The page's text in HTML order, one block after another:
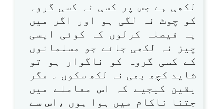
لکھی ہے جس پر کسی نہ کسی گروہ
کو چوٹ نہ لگی ہو اور اگر میں
یہ فیصلہ کرلوں کہ کوئی ایسی
چیز نہ لکھی جائے جو مسلمانوں
کے کسی گروہ کو ناگوار ہو تو
شاید کچھ بھی نہ لکھ سکوں ۔ مگر
یقین کیجیے کہ اس معاملے میں
جتنا ناکام میں ہوا ہوں ،اس سے